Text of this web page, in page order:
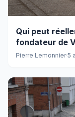
Qui peut
fondateur de
Pierre Lemonnier·5